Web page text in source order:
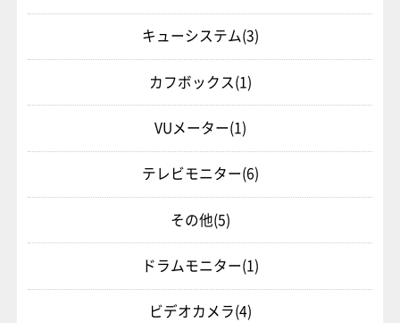
キューシステム(3)
カフボックス(1)
VUメーター(1)
テレビモニター(6)
その他(5)
ドラムモニター(1)
ビデオカメラ(4)